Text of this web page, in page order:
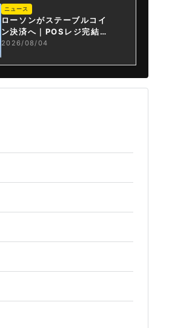
ニュース
ローソンがステーブルコイ
ン決済へ｜POSレジ完結は
国内初
2026/08/04